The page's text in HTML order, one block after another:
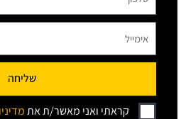
ריכוז כל המידע במקום
גישה בכל זמן ומכל מקום
קראתי ואני מאשר/ת את
שליחה